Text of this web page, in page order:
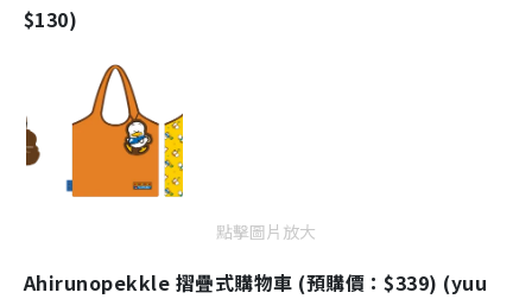
$130)
點擊圖片放大
Ahirunopekkle 摺疊式購物車 (預購價：$339) (yuu